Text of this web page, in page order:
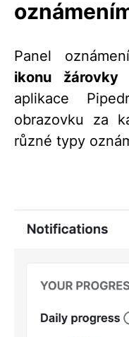
Panel
ikonu žárovky
aplikace
obrazovku za
různé typy